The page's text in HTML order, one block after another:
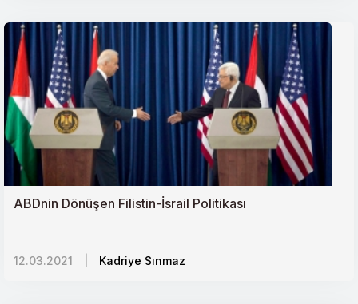
Türkiye-İsrail Ekonomik İlişkileri (2010-2020)
Türkiye-BAE İlişkilerinde Yol Ayrımı
Sudanda Seküler Geçiş ve Kutuplaşan Toplum
Azerbaycan-Ermenistan Çatışması ve Türkiyeye
Yansımaları
ABDnin Dönüşen Filistin-İsrail Politikası
12.03.2021 Kadriye Sınmaz